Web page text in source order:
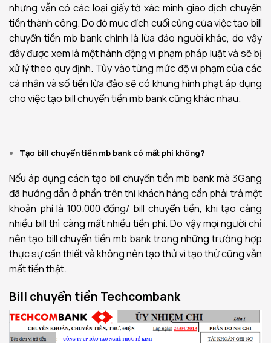
nhưng vẫn có các loại giấy tờ xác minh giao dịch chuyển
tiền thành công. Do đó mục đích cuối cùng của việc tạo bill
chuyển tiền mb bank chính là lừa đảo người khác, do vậy
đây được xem là một hành động vi phạm pháp luật và sẽ bị
xử lý theo quy định. Tùy vào từng mức độ vi phạm của các
cá nhân và số tiền lừa đảo sẽ có khung hình phạt áp dụng
cho việc tạo bill chuyển tiền mb bank cũng khác nhau.
Tạo bill chuyển tiền mb bank có mất phí không?
Nếu áp dụng cách tạo bill chuyển tiền mb bank mà 3Gang
đã hướng dẫn ở phần trên thì khách hàng cần phải trả một
khoản phí là 100.000 đồng/ bill chuyển tiền, khi tạo càng
nhiều bill thì càng mất nhiều tiền phí. Do vậy mọi người chỉ
nên tạo bill chuyển tiền mb bank trong những trường hợp
thực sự cần thiết và không nên tạo thử vì tạo thử cũng vẫn
mất tiền thật.
Bill chuyển tiền Techcombank